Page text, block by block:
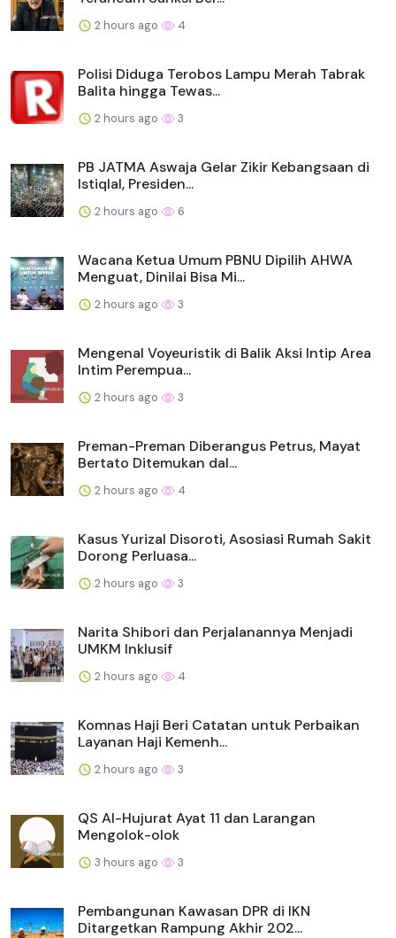
2 hours ago 4
Polisi Diduga Terobos Lampu Merah Tabrak
Balita hingga Tewas...
2 hours ago 3
PB JATMA Aswaja Gelar Zikir Kebangsaan di
Istiqlal, Presiden...
2 hours ago 6
Wacana Ketua Umum PBNU Dipilih AHWA
Menguat, Dinilai Bisa Mi...
2 hours ago 3
Mengenal Voyeuristik di Balik Aksi Intip Area
Intim Perempua...
2 hours ago 3
Preman-Preman Diberangus Petrus, Mayat
Bertato Ditemukan dal...
2 hours ago 4
Kasus Yurizal Disoroti, Asosiasi Rumah Sakit
Dorong Perluasa...
2 hours ago 3
Narita Shibori dan Perjalanannya Menjadi
UMKM Inklusif
2 hours ago 4
Komnas Haji Beri Catatan untuk Perbaikan
Layanan Haji Kemenh...
2 hours ago 3
QS Al-Hujurat Ayat 11 dan Larangan
Mengolok-olok
3 hours ago 3
Pembangunan Kawasan DPR di IKN
Ditargetkan Rampung Akhir 202...